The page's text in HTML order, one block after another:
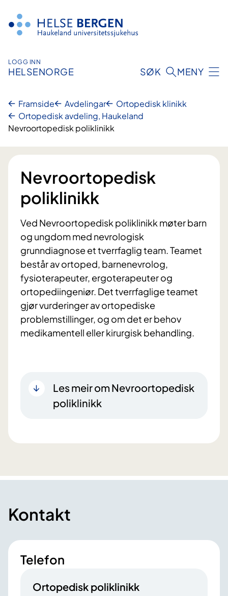
innhald
LOGG INN
HELSENORGE SØK MENY
Framside Avdelingar
Ortopedisk klinikk
Ortopedisk avdeling, Haukeland
Nevroortopedisk poliklinikk
Nevroortopedisk
poliklinikk
Ved Nevroortopedisk poliklinikk møter barn
og ungdom med nevrologisk
grunndiagnose et tverrfaglig team. Teamet
består av ortoped, barnenevrolog,
fysioterapeuter, ergoterapeuter og
ortopediingeniør. Det tverrfaglige teamet
gjør vurderinger av ortopediske
problemstillinger, og om det er behov
medikamentell eller kirurgisk behandling.
Les meir om Nevroortopedisk
poliklinikk
Kontakt
Telefon
Ortopedisk poliklinikk